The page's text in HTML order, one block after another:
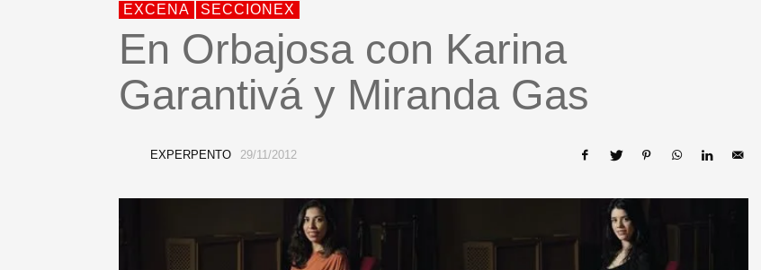
EXCENA SECCIONEX
En Orbajosa con Karina
Garantivá y Miranda Gas
EXPERPENTO 29/11/2012